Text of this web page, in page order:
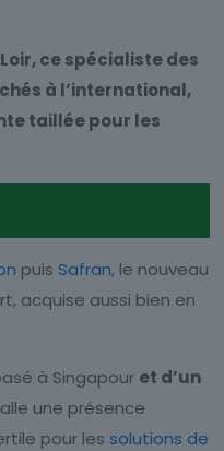
ce spécialiste des
à l’international,
taillée pour les
puisSafran, le nouveau
acquise aussi bien en
à Singapour et d’un
une présence
pour les solutions de